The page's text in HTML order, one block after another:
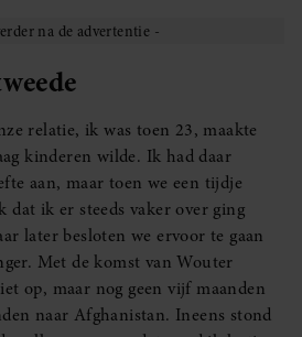
relatie, ik was toen 23, maakte
kinderen wilde. Ik had daar
aan, maar toen we een tijdje
dat ik er steeds vaker over ging
later besloten we ervoor te gaan
Met de komst van Wouter
op, maar nog geen vijf maanden
naar Afghanistan. Ineens stond